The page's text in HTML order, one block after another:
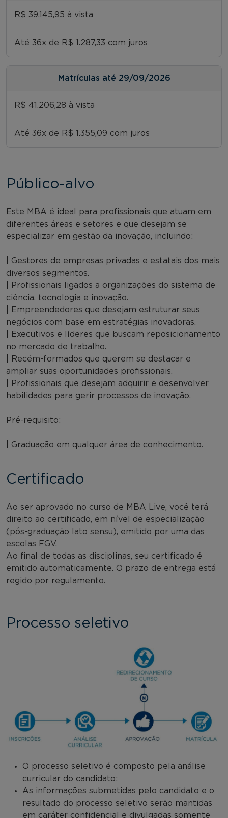
R$ 39.145,95 à vista
Até 36x de R$ 1.287,33 com juros
Matrículas até 29/09/2026
R$ 41.206,28 à vista
Até 36x de R$ 1.355,09 com juros
Público-alvo
Este MBA é ideal para profissionais que atuam em
diferentes áreas e setores e que desejam se
especializar em gestão da inovação, incluindo:
| Gestores de empresas privadas e estatais dos mais
diversos segmentos.
| Profissionais ligados a organizações do sistema de
ciência, tecnologia e inovação.
| Empreendedores que desejam estruturar seus
negócios com base em estratégias inovadoras.
| Executivos e líderes que buscam reposicionamento
no mercado de trabalho.
| Recém-formados que querem se destacar e
ampliar suas oportunidades profissionais.
| Profissionais que desejam adquirir e desenvolver
habilidades para gerir processos de inovação.
Pré-requisito:
| Graduação em qualquer área de conhecimento.
Certificado
Ao ser aprovado no curso de MBA Live, você terá
direito ao certificado, em nível de especialização
(pós-graduação lato sensu), emitido por uma das
escolas FGV.
Ao final de todas as disciplinas, seu certificado é
emitido automaticamente. O prazo de entrega está
regido por regulamento.
Processo seletivo
O processo seletivo é composto pela análise
curricular do candidato;
As informações submetidas pelo candidato e o
resultado do processo seletivo serão mantidas
em caráter confidencial e divulgadas somente